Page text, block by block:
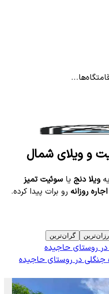
و ویلای شمال
ویلا دنج یا سوئیت تمیز
اجاره روزانه رو برات پیدا کرده.
ارزان‌ترین گران‌ترین
در روستای حاجیده
جنگلی در روستای حاجیده